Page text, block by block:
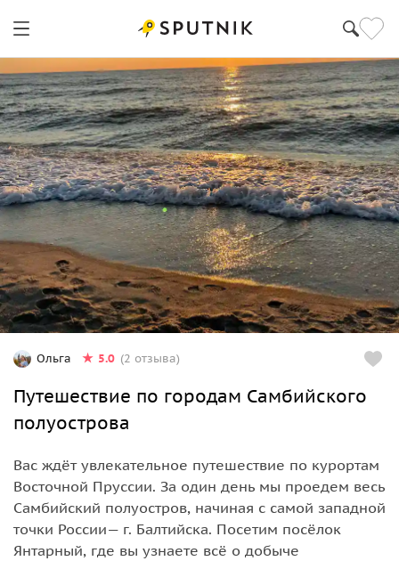
Ольга 5.0 (2 отзыва)
Путешествие по городам Самбийского
полуострова
Вас ждёт увлекательное путешествие по курортам
Восточной Пруссии. За один день мы проедем весь
Самбийский полуостров, начиная с самой западной
точки России— г. Балтийска. Посетим посёлок
Янтарный, где вы узнаете всё о добыче